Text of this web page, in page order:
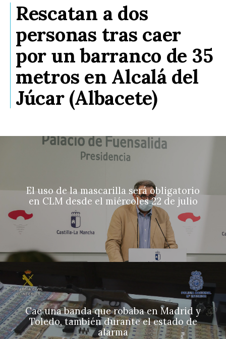
Rescatan a dos
personas tras caer
por un barranco de 35
metros en Alcalá del
Júcar (Albacete)
El uso de la mascarilla será obligatorio
en CLM desde el miércoles 22 de julio
Cae una banda que robaba en Madrid y
Toledo, también durante el estado de
alarma